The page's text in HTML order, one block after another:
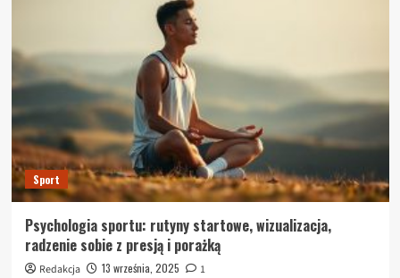
Sport
Psychologia sportu: rutyny startowe, wizualizacja,
radzenie sobie z presją i porażką
Redakcja 13 września, 2025 1